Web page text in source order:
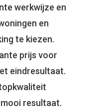
werkwijze en
en
te kiezen.
prijs voor
eindresultaat.
resultaat.